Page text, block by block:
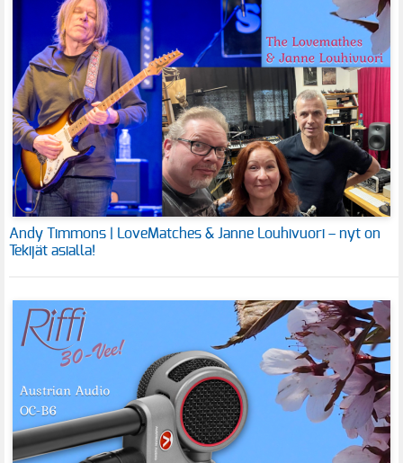
Andy Timmons | LoveMatches & Janne Louhivuori – nyt on
Tekijät asialla!